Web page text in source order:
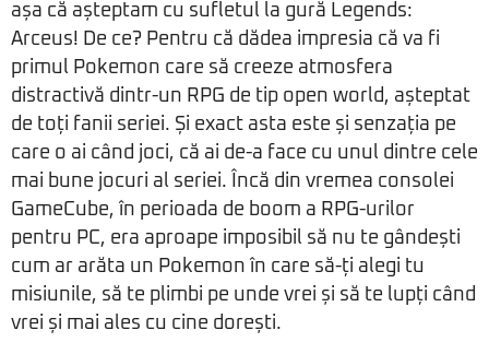
așa că așteptam cu sufletul la gură Legends:
Arceus! De ce? Pentru că dădea impresia că va fi
primul Pokemon care să creeze atmosfera
distractivă dintr-un RPG de tip open world, așteptat
de toți fanii seriei. Și exact asta este și senzația pe
care o ai când joci, că ai de-a face cu unul dintre cele
mai bune jocuri al seriei. Încă din vremea consolei
GameCube, în perioada de boom a RPG-urilor
pentru PC, era aproape imposibil să nu te gândești
cum ar arăta un Pokemon în care să-ți alegi tu
misiunile, să te plimbi pe unde vrei și să te lupți când
vrei și mai ales cu cine dorești.